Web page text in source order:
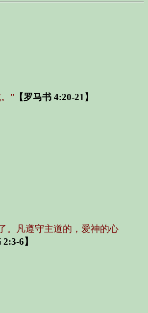
” 【罗马书 4:20-21】
。凡遵守主道的，爱神的心
6】